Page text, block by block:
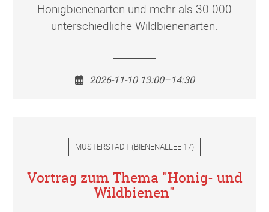
Honigbienenarten und mehr als 30.000
unterschiedliche Wildbienenarten.
2026-11-10 13:00–14:30
MUSTERSTADT (BIENENALLEE 17)
Vortrag zum Thema "Honig- und
Wildbienen"